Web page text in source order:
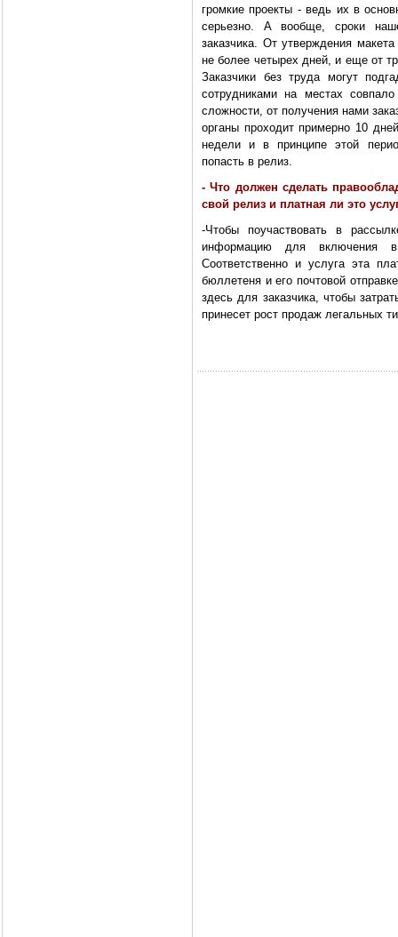
громкие проекты - ведь их в
серьезно. A вообще, сроки
заказчика. От утверждения
не более четырех дней, и еще от
Заказчики без труда могут
сотрудниками на местах
сложности, от получения нами
органы проходит примерно 10
недели и в принципе этой
попасть в релиз.
- Что должен сделать
свой релиз и платная ли это
-Чтобы поучаствовать в
информацию для включения
Соответственно и услуга эта
бюллетеня и его почтовой
здесь для заказчика, чтобы
принесет рост продаж легальных